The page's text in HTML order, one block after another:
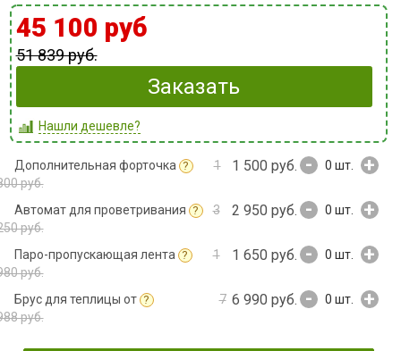
45 100 руб
51 839 руб.
Заказать
Нашли дешевле?
Дополнительная форточка ?
1
руб.
1 500 руб. - 0 шт. +
Автомат для проветривания ?
3
руб.
2 950 руб. - 0 шт. +
Паро-пропускающая лента ?
1
руб.
1 650 руб. - 0 шт. +
Брус для теплицы от ?
7
руб.
6 990 руб. - 0 шт. +